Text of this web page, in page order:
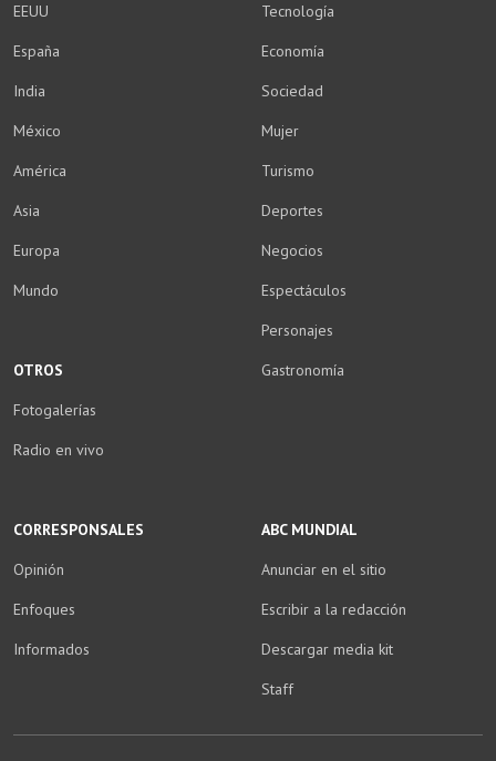
EEUU
España
India
México
América
Asia
Europa
Mundo
Tecnología
Economía
Sociedad
Mujer
Turismo
Deportes
Negocios
Espectáculos
Personajes
Gastronomía
CORRESPONSALES
Opinión
Enfoques
Informados
OTROS
Fotogalerías
Radio en vivo
ABC MUNDIAL
Anunciar en el sitio
Escribir a la redacción
Descargar media kit
Staff